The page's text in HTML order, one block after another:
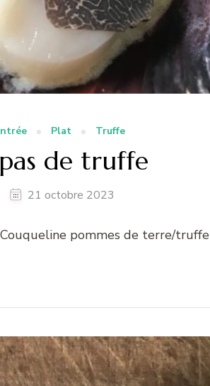
Plat Truffe
de truffe
21 octobre 2023
Couqueline pommes de terre/truffe